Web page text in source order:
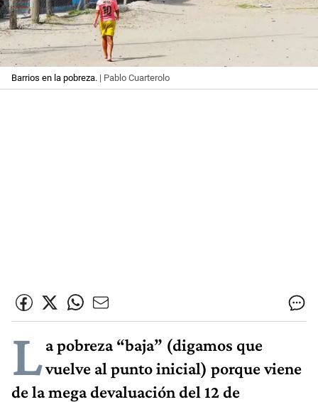
Barrios en la pobreza. | Pablo Cuarterolo
La pobreza “baja” (digamos que
vuelve al punto inicial) porque viene
de la mega devaluación del 12 de